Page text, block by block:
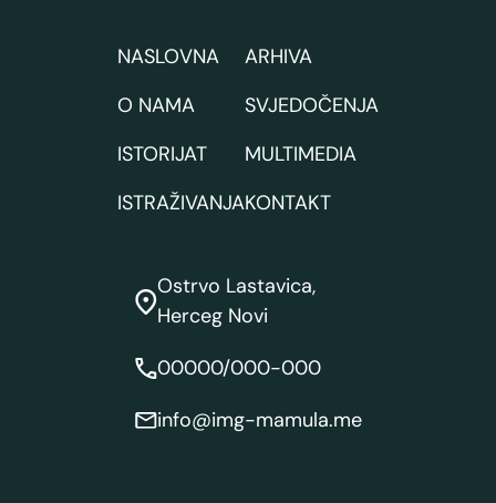
NASLOVNA
O NAMA
ISTORIJAT
ISTRAŽIVANJA
ARHIVA
SVJEDOČENJA
MULTIMEDIA
KONTAKT
Ostrvo Lastavica,
Herceg Novi
00000/000-000
info@img-mamula.me